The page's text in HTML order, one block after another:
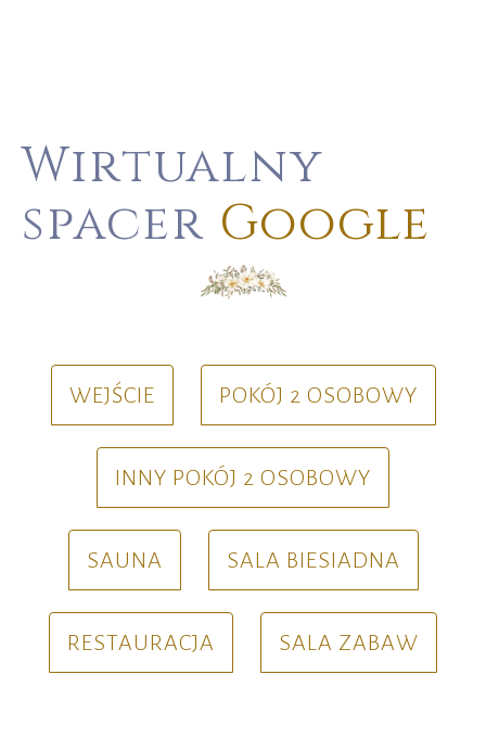
Wirtualny
spacer Google
WEJŚCIE POKÓJ 2 OSOBOWY
INNY POKÓJ 2 OSOBOWY
SAUNA SALA BIESIADNA
RESTAURACJA SALA ZABAW